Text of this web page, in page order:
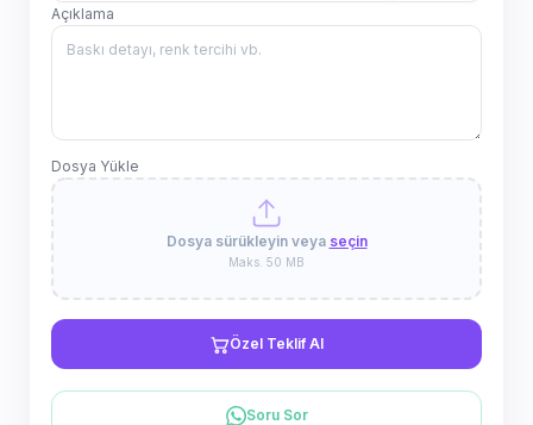
Açıklama
Dosya Yükle
Dosya sürükleyin veya seçin
Maks. 50 MB
Özel Teklif Al
Soru Sor